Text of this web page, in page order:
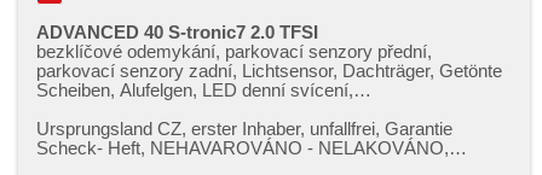
ADVANCED 40 S-tronic7 2.0 TFSI
bezklíčové odemykání, parkovací senzory přední,
parkovací senzory zadní, Lichtsensor, Dachträger, Getönte
Scheiben, Alufelgen, LED denní svícení,
Klimaanlage, USB, digitální přístrojový štít, isofix,
automatikparken, Überwachung der Ermüdung des Fahrers,
Ursprungsland CZ,​ erster Inhaber,​ unfallfrei,​ Garantie
Scheck​- Heft,​ NEHAVAROVÁNO ​- NELAKOVÁNO,​